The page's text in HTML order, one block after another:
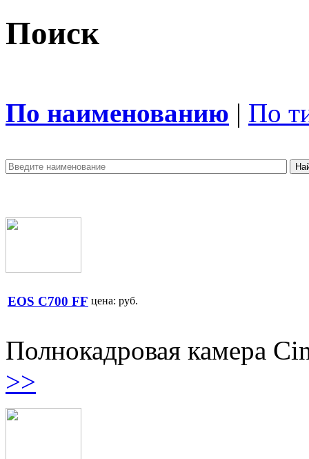
Поиск
По наименованию | По
EOS C700 FF цена: руб.
Полнокадровая камера
>>